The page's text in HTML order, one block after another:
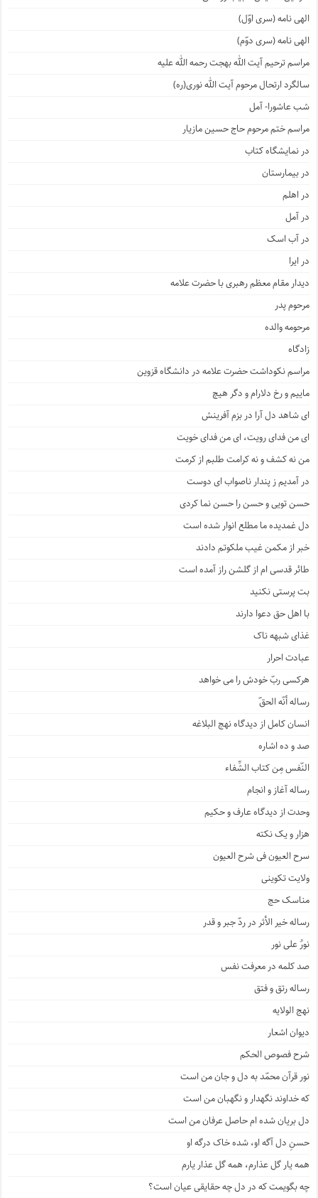
الهی نامه (سری اوّل)
الهی نامه (سری دوّم)
مراسم ترحیم آیت الله بهجت رحمه الله علیه
سالگرد ارتحال مرحوم آیت الله نوری(ره)
شب عاشورا- آمل
مراسم ختم مرحوم حاج حسین مازیار
در نمایشگاه کتاب
در بیمارستان
در اهلم
در آمل
در آب اسک
در ایرا
دیدار مقام معظم رهبری با حضرت علامه
مرحوم پدر
مرحومه والده
زادگاه
مراسم نکوداشت حضرت علامه در دانشگاه قزوین
ماییم و رخ دلارام و دگر هیچ
ای شاهد دل آرا در بزم آفرینش
ای من فدای رویت، ای من فدای خویت
من نه کشف و نه کرامت طلبم از کرمت
در آمدیم ز پندار ناصواب ای دوست
حسن تویی و حسن را حسن نما کردی
دل غمدیده ما مطلع انوار شده است
خبر از مکمن غیب ملکوتم دادند
طائر قدسی ام از گلشن راز آمده است
بت پرستی نکنید
با اهل حق دعوا دارند
غذای شبهه ناک
عبادت احرار
هرکسی ربّ خودش را می خواهد
رساله أنّه الحقّ
انسان کامل از دیدگاه نهج البلاغه
صد و ده اشاره
النّفس مِن کتاب الشِّفاء
رساله آغاز و انجام
وحدت از دیدگاه عارف و حکیم
هزار و یک نکته
سرح العیون فی شرح العیون
ولایت تکوینی
مناسک حج
رساله خیر الأثر در ردّ جبر و قدر
نورٌ علی نور
صد کلمه در معرفت نفس
رساله رتق و فتق
نهج الولایه
دیوان اشعار
شرح فصوص الحکم
نور قرآن محمّد به دل و جان من است
که خداوند نگهدار و نگهبان من است
دل بریان شده ام حاصل عرفان من است
حسنِ دل آگه او، شده خاک درگه او
همه یار گل عذارم، همه گل عذار یارم
چه بگویمت که در دل چه حقایقی عیان است؟